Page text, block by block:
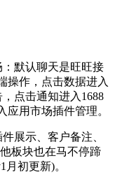
默认聊天是旺旺接
操作，点击数据进入
点击通知进入1688
应用市场插件管理。
展示、客户备注、
板块也在马不停蹄
初更新)。